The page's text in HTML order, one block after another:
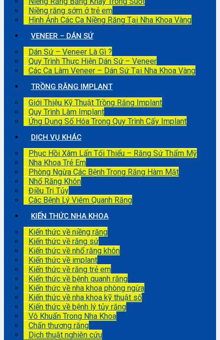
Niềng răng sớm ở trẻ em
Hình Ảnh Các Ca Niềng Răng Tại Nha Khoa Vàng
VENEER – DÁN SỨ
Dán Sứ – Veneer Là Gì ?
Quy Trình Thực Hiện Dán Sứ – Veneer
Các Ca Làm Veneer – Dán Sứ Tại Nha Khoa Vàng
TRỒNG RĂNG IMPLANT
Giới Thiệu Kỹ Thuật Trồng Răng Implant
Quy Trình Làm Implant
Ứng Dụng Số Hóa Trong Quy Trình Cấy Implant
DỊCH VỤ KHÁC
Phục Hồi Xâm Lấn Tối Thiểu – Răng Sứ Thẩm Mỹ
Nha Khoa Trẻ Em
Phòng Ngừa Các Bệnh Trong Răng Hàm Mặt
Nhổ Răng Khôn
Điều Trị Tủy
Các Bệnh Lý Viêm Quanh Răng
KIẾN THỨC NHA KHOA
Kiến thức về niềng răng
Kiến thức về răng sứ
Kiến thức về nhổ răng khôn
Kiến thức về implant
Kiến thức về răng trẻ em
Kiến thức về bệnh quanh răng
Kiến thức về nha khoa phòng ngừa
Kiến thức về nha khoa kỹ thuật số
Kiến thức về bệnh lý tủy răng
Vô Khuẩn Trong Nha Khoa
Chấn thương răng
Dịch thuật nghiên cứu